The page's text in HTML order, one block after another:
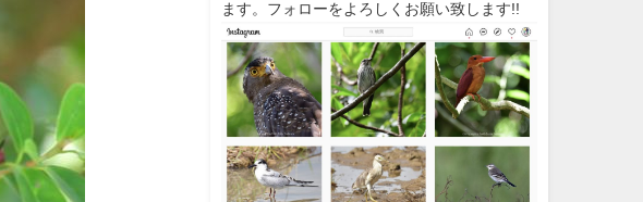
ます。フォローをよろしくお願い致します!!